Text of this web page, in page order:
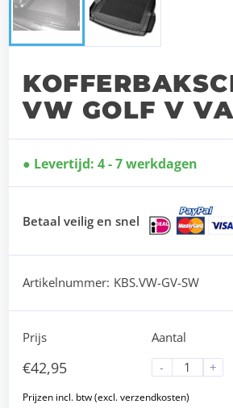
VW GOLF V
Levertijd: 4 - 7 werkdagen
Betaal veilig en snel
Artikelnummer: KBS.VW-GV-SW
Prijs
€42,95
Aantal
-
+